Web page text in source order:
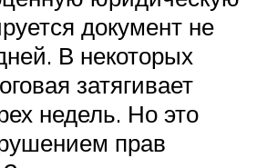
документ не
В некоторых
затягивает
недель. Но это
прав